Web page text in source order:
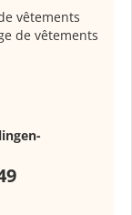
vêtements
de vêtements